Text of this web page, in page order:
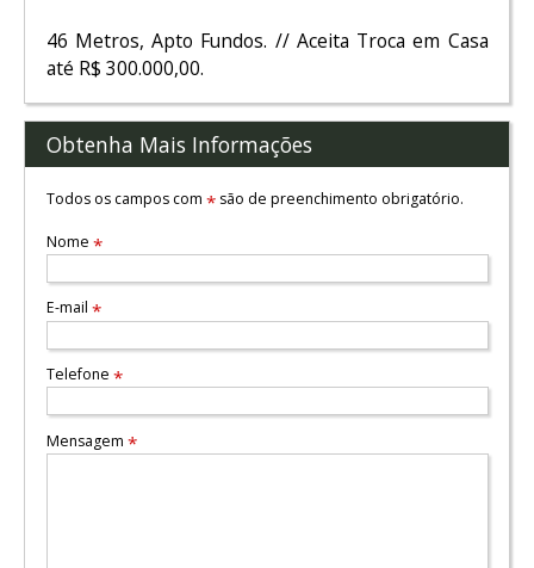
46 Metros, Apto Fundos. // Aceita Troca em Casa
até R$ 300.000,00.
Obtenha Mais Informações
Todos os campos com *são de preenchimento obrigatório.
Nome *
E-mail *
Telefone *
Mensagem *